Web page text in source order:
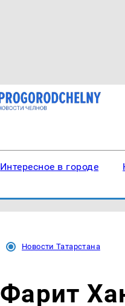
Интересное в городе
Новости Татарстана
Фарит